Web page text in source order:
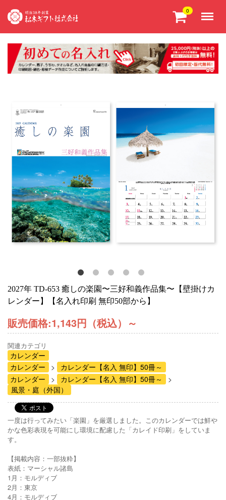
0
2027年 TD-653 癒しの楽園〜三好和義作品集〜【壁掛けカ
レンダー】【名入れ印刷 無印50部から】
販売価格:1,143円（税込） ～
関連カテゴリ
カレンダー
カレンダー
カレンダー【名入 無印】50冊～
カレンダー
カレンダー【名入 無印】50冊～
風景・庭（外国）
一度は行ってみたい「楽園」を厳選しました。このカレンダーでは鮮や
かな色彩表現を可能にし環境に配慮した「カレイド印刷」をしていま
す。
【掲載内容：一部抜粋】
表紙：マーシャル諸島
1月：モルディブ
2月：東京
4月：モルディブ